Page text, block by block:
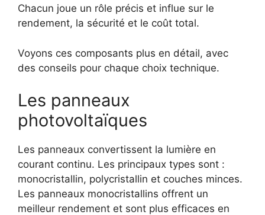
Chacun joue un rôle précis et influe sur le
rendement, la sécurité et le coût total.
Voyons ces composants plus en détail, avec
des conseils pour chaque choix technique.
Les panneaux
photovoltaïques
Les panneaux convertissent la lumière en
courant continu. Les principaux types sont :
monocristallin, polycristallin et couches minces.
Les panneaux monocristallins offrent un
meilleur rendement et sont plus efficaces en